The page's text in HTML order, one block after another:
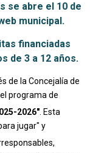
se abre el 10 de
municipal.
financiadas
de 3 a 12 años.
de la Concejalía de
programa de
2026" Esta
jugar" y
,